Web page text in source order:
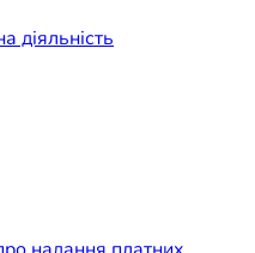
діяльність